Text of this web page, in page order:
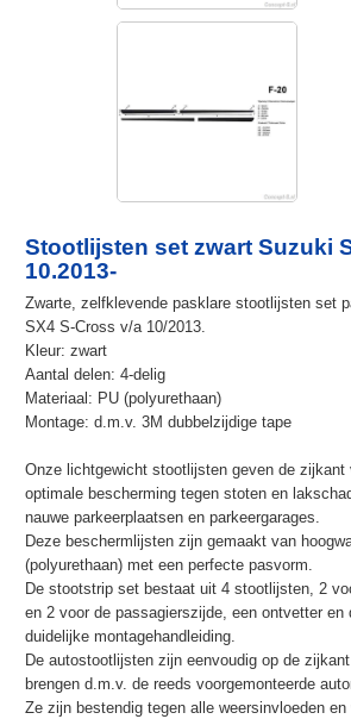
Stootlijsten set zwart Suzuki
10.2013-
Zwarte, zelfklevende pasklare stootlijsten set
SX4 S-Cross v/a 10/2013.
Kleur: zwart
Aantal delen: 4-delig
Materiaal: PU (polyurethaan)
Montage: d.m.v. 3M dubbelzijdige tape
Onze lichtgewicht stootlijsten geven de zijkant
optimale bescherming tegen stoten en
nauwe parkeerplaatsen en parkeergarages.
Deze beschermlijsten zijn gemaakt van
(polyurethaan) met een perfecte pasvorm.
De stootstrip set bestaat uit 4 stootlijsten, 2
en 2 voor de passagierszijde, een ontvetter en
duidelijke montagehandleiding.
De autostootlijsten zijn eenvoudig op de
brengen d.m.v. de reeds voorgemonteerde
Ze zijn bestendig tegen alle weersinvloeden en